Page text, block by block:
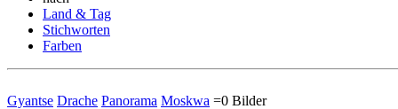
Land & Tag
Stichworten
Farben
Gyantse Drache Panorama Moskwa =0 Bilder